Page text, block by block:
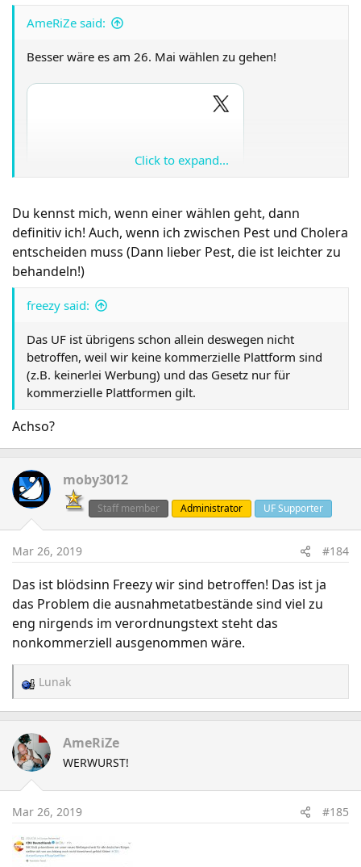
:
AmeRiZe said:
Besser wäre es am 26. Mai wählen zu gehen!
Click to expand...
Du kennst mich, wenn einer wählen geht, dann
definitiv ich! Auch, wenn ich zwischen Pest und Cholera
entscheiden muss (Dann lieber Pest, die ist leichter zu
behandeln!)
freezy said:
Das UF ist übrigens schon allein deswegen nicht
betroffen, weil wir keine kommerzielle Plattform sind
(z.B. keinerlei Werbung) und das Gesetz nur für
kommerzielle Plattformen gilt.
Achso?
moby3012
Staff member Administrator UF Supporter
Mar 26, 2019 #184
Das ist blödsinn Freezy wir sind betroffen! Das ist ja
das Problem die ausnahmetatbestände sind viel zu
eng nirgends im verordnungstext steht das
nonkommerziell ausgenommen wäre.
R
c
t
i
o
n
s
:
Lunak
AmeRiZe
WERWURST!
Mar 26, 2019 #185